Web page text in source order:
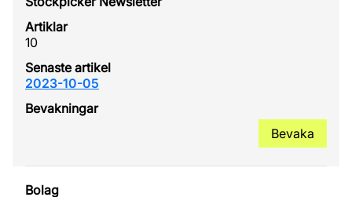
10
2023-10-05
Bevaka